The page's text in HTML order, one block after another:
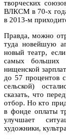
творческих
ВЛКСМ в 70-х
в 2013-м
Правда, можно
туда новейшую
новый театр,
самых больших
нищенской
до 57 процентов
сельской)
сказать, что
отбор. Но кто
в фонде оплаты
улучшает
художники,